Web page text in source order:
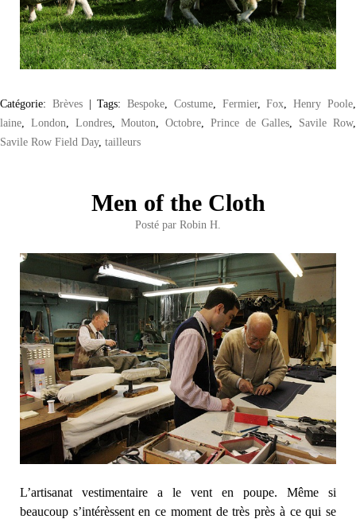
Catégorie: Brèves |Tags:Bespoke Costume, Fermier,Fox ,Henry Poole
laine
London Londres,Mouton ,Octobre Prince de Galles Savile Row,
Savile Row Field Day, tailleurs
Men of the Cloth
Posté par Robin H.
L’artisanat vestimentaire a le vent en poupe. Même si
beaucoup s’intérèssent en ce moment de très près à ce qui se